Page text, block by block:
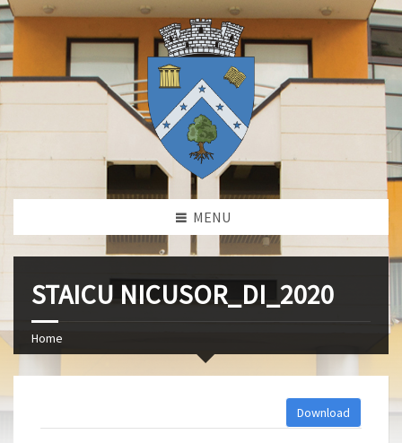
MENU
STAICU NICUSOR_DI_2020
Home
Download